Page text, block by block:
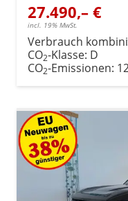
27.490,– €
incl. 19% MwSt.
Verbrauch
CO2-Klasse: D
CO2-Emissionen: